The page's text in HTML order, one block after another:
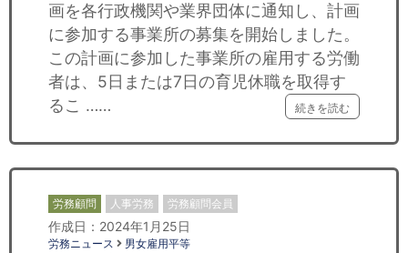
画を各行政機関や業界団体に通知し、計画
に参加する事業所の募集を開始しました。
この計画に参加した事業所の雇用する労働
者は、5日または7日の育児休職を取得す
るこ ……
続きを読む
労務顧問 人事労務 労務顧問会員
作成日：2024年1月25日
労務ニュース 男女雇用平等